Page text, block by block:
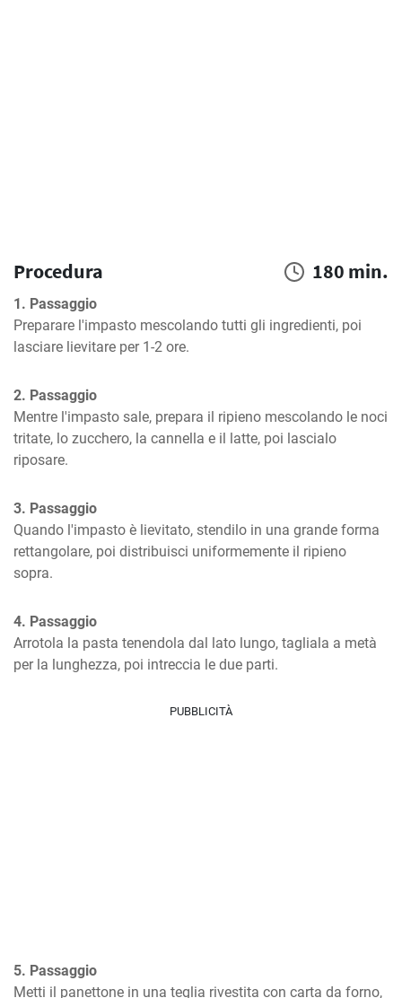
Procedura 180 min.
1. Passaggio
Preparare l'impasto mescolando tutti gli ingredienti, poi
lasciare lievitare per 1-2 ore.
2. Passaggio
Mentre l'impasto sale, prepara il ripieno mescolando le noci
tritate, lo zucchero, la cannella e il latte, poi lascialo
riposare.
3. Passaggio
Quando l'impasto è lievitato, stendilo in una grande forma
rettangolare, poi distribuisci uniformemente il ripieno
sopra.
4. Passaggio
Arrotola la pasta tenendola dal lato lungo, tagliala a metà
per la lunghezza, poi intreccia le due parti.
PUBBLICITÀ
5. Passaggio
Metti il panettone in una teglia rivestita con carta da forno,